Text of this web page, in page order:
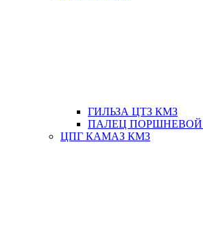
ГИЛЬЗА ЦТЗ КМЗ
ПАЛЕЦ ПОРШНЕВОЙ
ЦПГ КАМАЗ КМЗ